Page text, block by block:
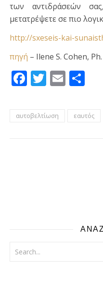
των αντιδράσεών
μετατρέψετε σε πιο
http://sxeseis-kai-
πηγή – Ilene S. Cohen,
Facebook
Twitter
Email
αυτοβελτίωση εαυτός